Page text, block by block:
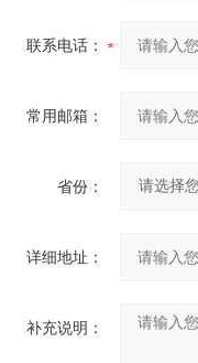
联系电话：
常用邮箱：
省份：
详细地址：
补充说明：